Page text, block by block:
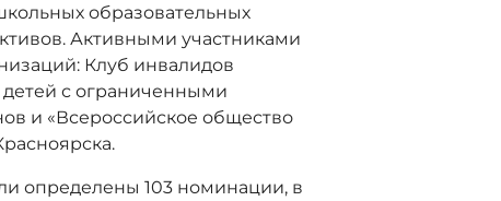
образовательных
Активными участниками
Клуб инвалидов
с ограниченными
и «Всероссийское общество
определены 103 номинации, в